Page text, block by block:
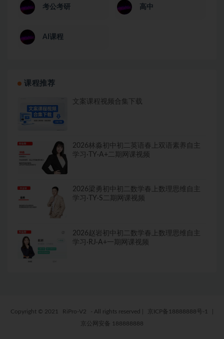
考公考研 高中
AI课程
课程推荐
文案课程视频合集下载
2026林淼初中初二英语春上双语素养自主
学习·TY·A+二期网课视频
2026梁勇初中初二数学春上数理思维自主
学习·TY·S二期网课视频
2026赵岩初中初二数学春上数理思维自主
学习·RJ·A+一期网课视频
Copyright © 2021 RiPro-V2 - All rights reserved 京ICP备18888888号-1
京公网安备 188888888